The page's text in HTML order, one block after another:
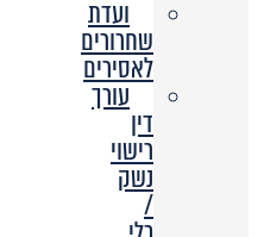
ועדת
שחרורים
לאסירים
עורך
דין
רישוי
נשק
/